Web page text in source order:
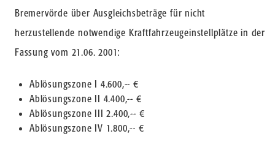
Bremervörde über Ausgleichsbeträge für nicht
herzustellende notwendige Kraftfahrzeugeinstellplätze in der
Fassung vom 21.06. 2001:
Ablösungszone I 4.600,-- €
Ablösungszone II 4.400,-- €
Ablösungszone III 2.400,-- €
Ablösungszone IV 1.800,-- €